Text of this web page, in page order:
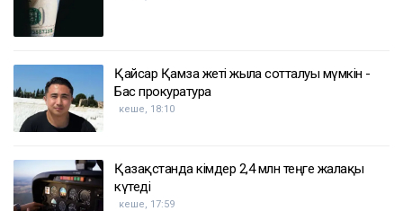
Қайсар Қамза жеті жылға сотталуы мүмкін -
Бас прокуратура
кеше, 18:10
Қазақстанда кімдер 2,4 млн теңге жалақы
күтеді
кеше, 17:59